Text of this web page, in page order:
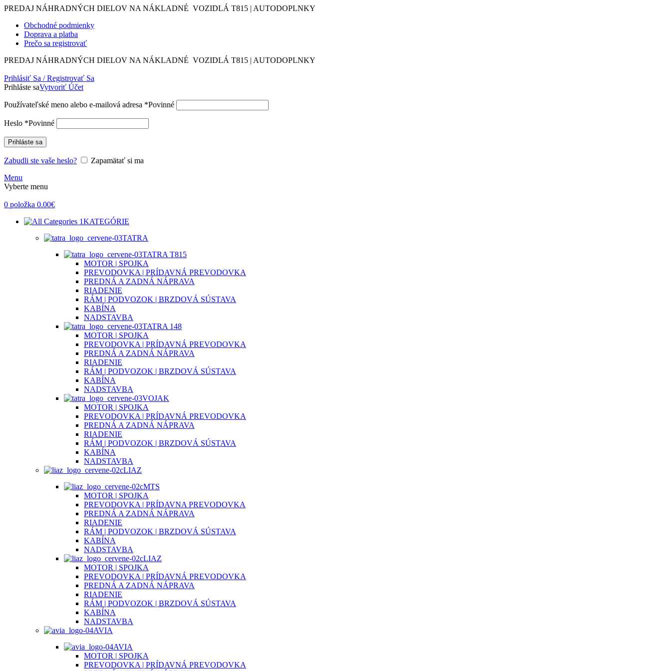
PREDAJ NÁHRADNÝCH DIELOV NA NÁKLADNÉ VOZIDLÁ T815 | AUTODOPLNKY
Obchodné podmienky
Doprava a platba
Prečo sa registrovať
PREDAJ NÁHRADNÝCH DIELOV NA NÁKLADNÉ VOZIDLÁ T815 | AUTODOPLNKY
Prihlásiť Sa / Registrovať Sa
Prihláste saVytvoriť Účet
Používateľské meno alebo e-mailová adresa *Povinné
Heslo *Povinné
Prihláste sa
Zabudli ste vaše heslo?
Zapamätať si ma
Menu
Vyberte menu
0 položka 0.00€
KATEGÓRIE
TATRA
TATRA T815
MOTOR | SPOJKA
PREVODOVKA | PRÍDAVNÁ PREVODOVKA
PREDNÁ A ZADNÁ NÁPRAVA
RIADENIE
RÁM | PODVOZOK | BRZDOVÁ SÚSTAVA
KABÍNA
NADSTAVBA
TATRA 148
MOTOR | SPOJKA
PREVODOVKA | PRÍDAVNÁ PREVODOVKA
PREDNÁ A ZADNÁ NÁPRAVA
RIADENIE
RÁM | PODVOZOK | BRZDOVÁ SÚSTAVA
KABÍNA
NADSTAVBA
VOJAK
MOTOR | SPOJKA
PREVODOVKA | PRÍDAVNÁ PREVODOVKA
PREDNÁ A ZADNÁ NÁPRAVA
RIADENIE
RÁM | PODVOZOK | BRZDOVÁ SÚSTAVA
KABÍNA
NADSTAVBA
LIAZ
MTS
MOTOR | SPOJKA
PREVODOVKA | PRÍDAVNA PREVODOVKA
PREDNÁ A ZADNÁ NÁPRAVA
RIADENIE
RÁM | PODVOZOK | BRZDOVÁ SÚSTAVA
KABÍNA
NADSTAVBA
LIAZ
MOTOR | SPOJKA
PREVODOVKA | PRÍDAVNÁ PREVODOVKA
PREDNÁ A ZADNÁ NÁPRAVA
RIADENIE
RÁM | PODVOZOK | BRZDOVÁ SÚSTAVA
KABÍNA
NADSTAVBA
AVIA
AVIA
MOTOR | SPOJKA
PREVODOVKA | PRÍDAVNÁ PREVODOVKA